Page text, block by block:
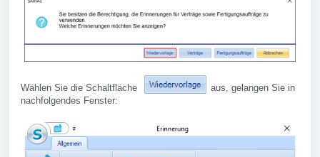
Wählen Sie die Schaltfläche
aus, gelangen Sie in
nachfolgendes Fenster: